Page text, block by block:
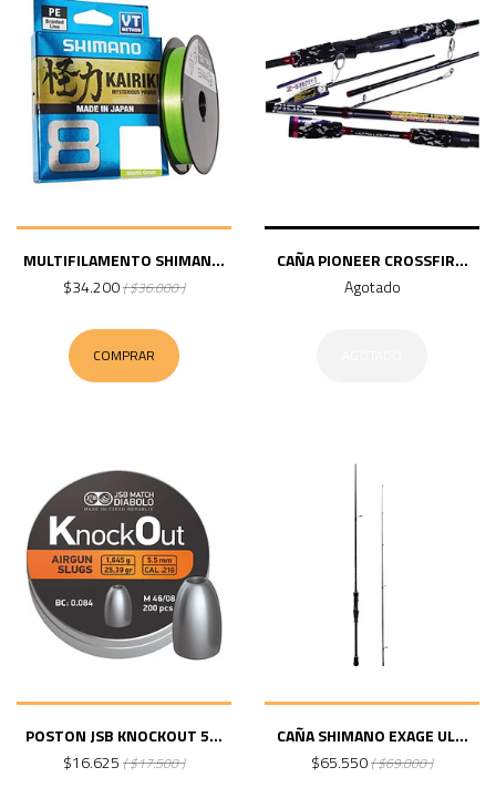
MULTIFILAMENTO SHIMAN...
$34.200( $36.000 )
COMPRAR
CAÑA PIONEER CROSSFIR...
Agotado
POSTON JSB KNOCKOUT 5...
$16.625 ( $17.500 )
CAÑA SHIMANO EXAGE UL...
$65.550( $69.000 )